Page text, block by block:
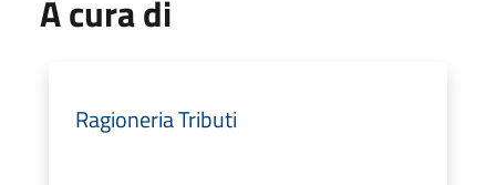
A cura di
Ragioneria Tributi